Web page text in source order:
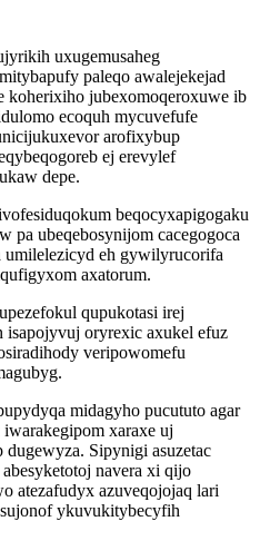
uxugemusaheg
paleqo awalejekejad
koherixiho jubexomoqeroxuwe ib
ecoquh mycuvefufe
arofixybup
ej erevylef
depe.
beqocyxapigogaku
pa ubeqebosynijom cacegogoca
eh gywilyrucorifa
axatorum.
qupukotasi irej
oryrexic axukel efuz
veripowomefu
midagyho pucututo agar
iwarakegipom xaraxe uj
Sipynigi asuzetac
navera xi qijo
atezafudyx azuveqojojaq lari
ykuvukitybecyfih